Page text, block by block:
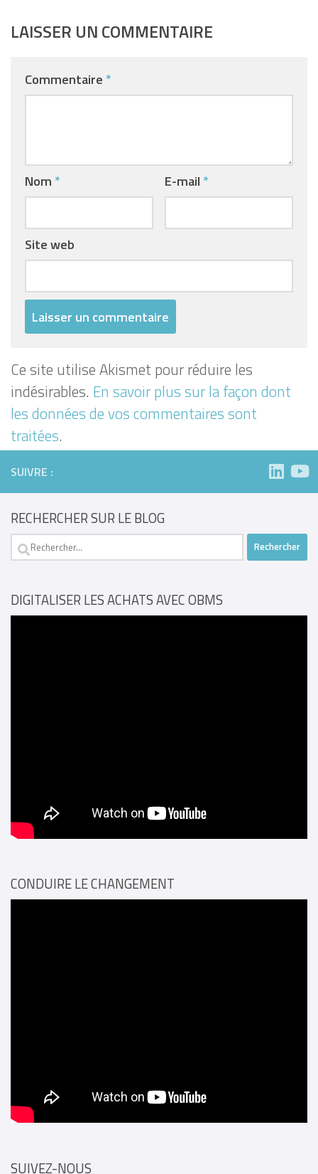
LAISSER UN COMMENTAIRE
Commentaire *
Nom * E-mail *
Site web
Ce site utilise Akismet pour réduire les
indésirables. En savoir plus sur la façon dont
les données de vos commentaires sont
traitées.
SUIVRE :
RECHERCHER SUR LE BLOG
Rechercher :
DIGITALISER LES ACHATS AVEC OBMS
CONDUIRE LE CHANGEMENT
SUIVEZ-NOUS